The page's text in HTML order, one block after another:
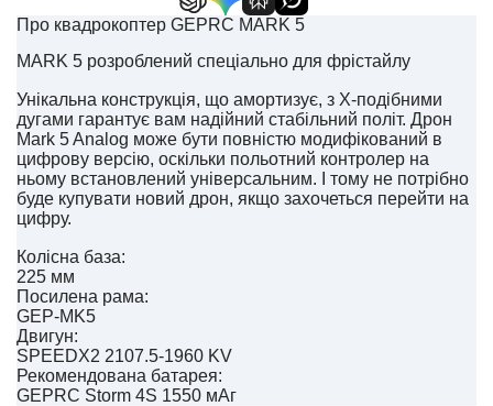
Про квадрокоптер GEPRC MARK 5
MARK 5 розроблений спеціально для фрістайлу
Унікальна конструкція, що амортизує, з Х-подібними
дугами гарантує вам надійний стабільний політ. Дрон
Mark 5 Analog може бути повністю модифікований в
цифрову версію, оскільки польотний контролер на
ньому встановлений універсальним. І тому не потрібно
буде купувати новий дрон, якщо захочеться перейти на
цифру.
Колісна база:
225 мм
Посилена рама:
GEP-MK5
Двигун:
SPEEDX2 2107.5-1960 KV
Рекомендована батарея:
GEPRC Storm 4S 1550 мАг